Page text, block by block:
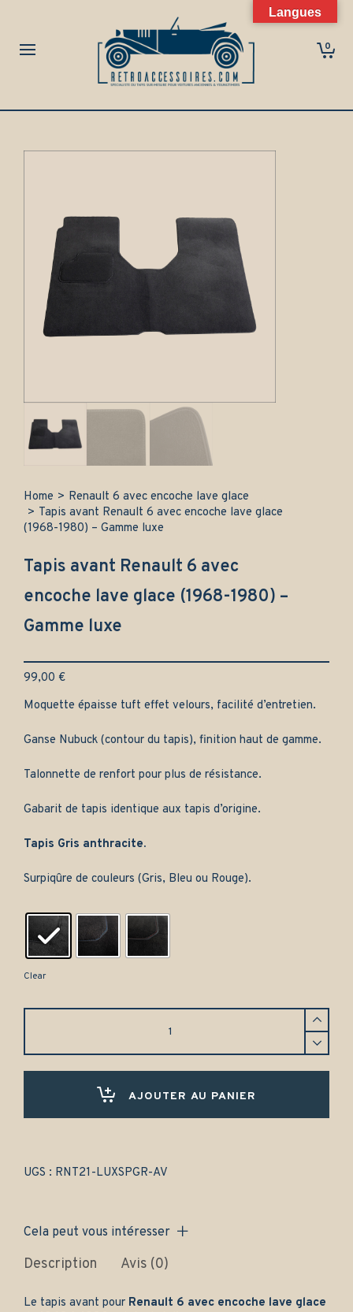
0
Home > Renault 6 avec encoche lave glace
> Tapis avant Renault 6 avec encoche lave glace
(1968-1980) – Gamme luxe
Tapis avant Renault 6 avec
encoche lave glace (1968-1980) –
Gamme luxe
99,00 €
Moquette épaisse tuft effet velours, facilité d’entretien.
Ganse Nubuck (contour du tapis), finition haut de gamme.
Talonnette de renfort pour plus de résistance.
Gabarit de tapis identique aux tapis d’origine.
Tapis Gris anthracite.
Surpiqûre de couleurs (Gris, Bleu ou Rouge).
Clear
-
AJOUTER AU PANIER
UGS : RNT21-LUXSPGR-AV
Cela peut vous intéresser
Description Avis (0)
Le tapis avant pour Renault 6 avec encoche lave glace
Langues